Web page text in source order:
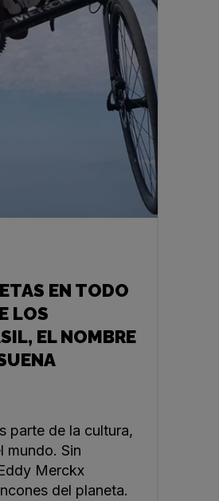
EN TODO
LOS
EL NOMBRE
parte de la cultura,
mundo. Sin
Merckx
del planeta.